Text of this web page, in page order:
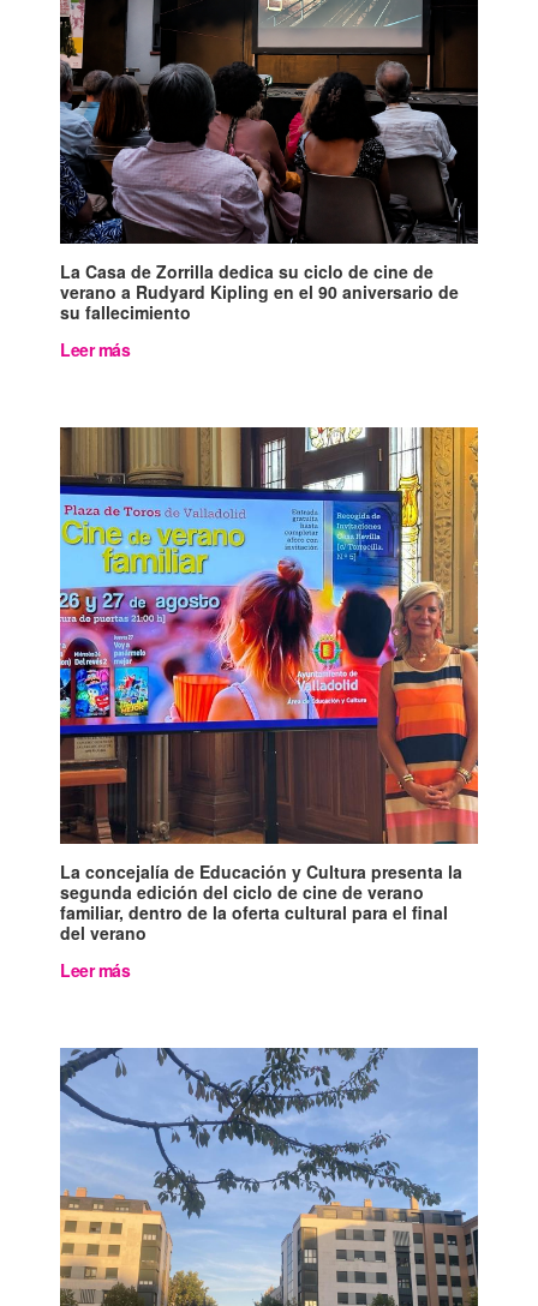
La Casa de Zorrilla dedica su ciclo de cine de
verano a Rudyard Kipling en el 90 aniversario de
su fallecimiento
Leer más
La concejalía de Educación y Cultura presenta la
segunda edición del ciclo de cine de verano
familiar, dentro de la oferta cultural para el final
del verano
Leer más